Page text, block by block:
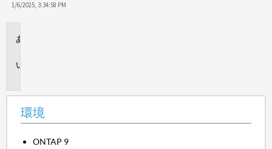
1/6/2025, 3:34:58 PM
環境
ONTAP 9